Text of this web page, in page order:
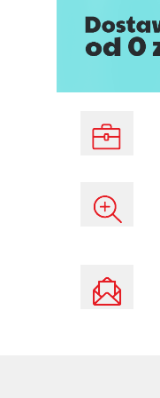
kolorów
specjalne
pliku
filmu na